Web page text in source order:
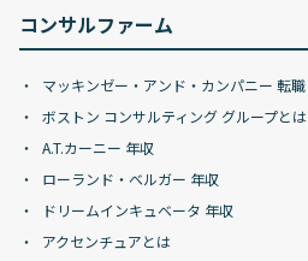
コンサルファーム
マッキンゼー・アンド・カンパニー 転職
ボストン コンサルティング グループとは
A.T.カーニー 年収
ローランド・ベルガー 年収
ドリームインキュベータ 年収
アクセンチュアとは